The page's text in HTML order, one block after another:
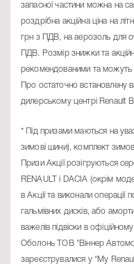
запасної частини можна на
роздрібна акційна ціна на
грн з ПДВ, на аерозоль для
ПДВ. Розмір знижки та
рекомендованими та можуть
Про остаточно встановлену
дилерському центрі Renault
* Під призами маються на
зимові шини), комплект
Призи Акції розігруються
RENAULT і DACIA (окрім
в Акції та виконали операції
гальмівних дисків, або
важелів підвіски в
Оболонь ТОВ "Віннер
зареєструвалися у “My